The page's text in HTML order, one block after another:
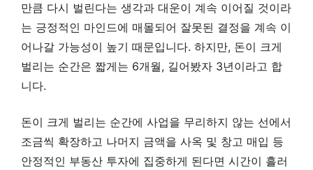
만큼 다시 벌린다는 생각과 대운이 계속 이어질 것이라
는 긍정적인 마인드에 매몰되어 잘못된 결정을 계속 이
어나갈 가능성이 높기 때문입니다. 하지만, 돈이 크게
벌리는 순간은 짧게는 6개월, 길어봤자 3년이라고 합
니다.
돈이 크게 벌리는 순간에 사업을 무리하지 않는 선에서
조금씩 확장하고 나머지 금액을 사옥 및 창고 매입 등
안정적인 부동산 투자에 집중하게 된다면 시간이 흘러